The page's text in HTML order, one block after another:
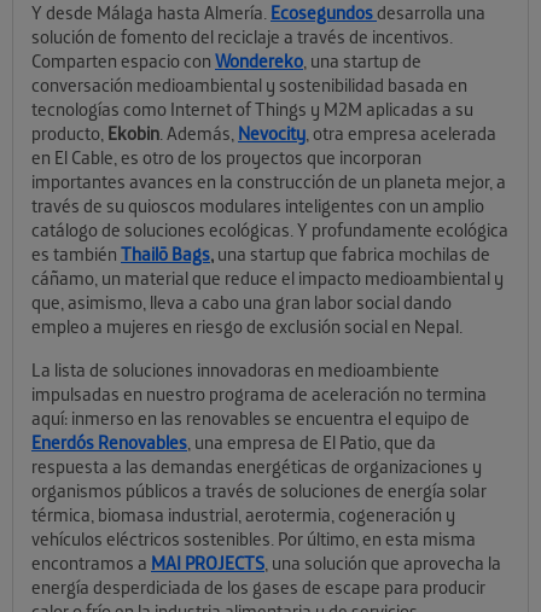
Y desde Málaga hasta Almería. Ecosegundosdesarrolla una
solución de fomento del reciclaje a través de incentivos.
Comparten espacio con Wondereko, una startup de
conversación medioambiental y sostenibilidad basada en
tecnologías como Internet of Things y M2M aplicadas a su
producto, Ekobin. Además, Nevocity, otra empresa acelerada
en El Cable, es otro de los proyectos que incorporan
importantes avances en la construcción de un planeta mejor, a
través de su quioscos modulares inteligentes con un amplio
catálogo de soluciones ecológicas. Y profundamente ecológica
es también Thailō Bags, una startup que fabrica mochilas de
cáñamo, un material que reduce el impacto medioambiental y
que, asimismo, lleva a cabo una gran labor social dando
empleo a mujeres en riesgo de exclusión social en Nepal.
La lista de soluciones innovadoras en medioambiente
impulsadas en nuestro programa de aceleración no termina
aquí: inmerso en las renovables se encuentra el equipo de
Enerdós Renovables, una empresa de El Patio, que da
respuesta a las demandas energéticas de organizaciones y
organismos públicos a través de soluciones de energía solar
térmica, biomasa industrial, aerotermia, cogeneración y
vehículos eléctricos sostenibles. Por último, en esta misma
encontramos a MAI PROJECTS, una solución que aprovecha la
energía desperdiciada de los gases de escape para producir